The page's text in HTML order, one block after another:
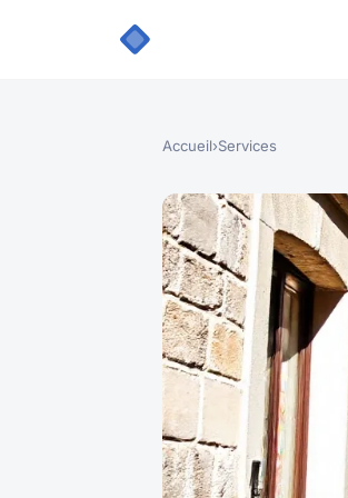
Accueil›Services